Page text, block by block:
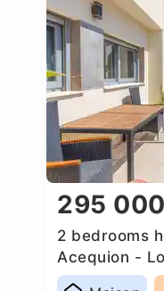
295
2 bedrooms
Acequion -